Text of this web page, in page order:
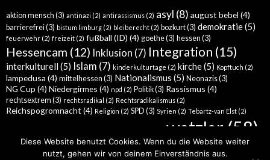
aktion mensch (3) antinazi (2) antirassismus (2) asyl (8) august bebel (4)
barrierefrei(3) bistum limburg (2) bleiberecht (2) bozkurt(3) demokratie(5)
feuerwehr (2) freizeit (2) fußball (ID) (4) goethe(3) hessen (3)
Hessencam (12) Inklusion (7) Integration (15)
interkulturell(5) Islam (7) kinderkulturtage (2) kirche(5) Kopftuch (2)
lampedusa (4) mittelhessen (3) Nationalismus (5) Neonazis(3)
NG Cup (4) Niedergirmes (4) npd (2) Politik(3) Rassismus (4)
rechtsextrem (3) rechtsradikal (2) Rechtsradikalismus (2)
Reichspogromnacht (4) Religion (2) SPD (3) Syrien (2) Tebartz-van Elst (2)
wetzlar (58)
Diese Website benutzt Cookies. Wenn du die Website weiter
nutzt, gehen wir von deinem Einverständnis aus.